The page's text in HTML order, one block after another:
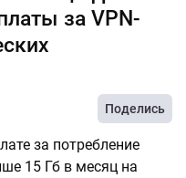
за VPN-
Поделись
за потребление
15 Гб в месяц на